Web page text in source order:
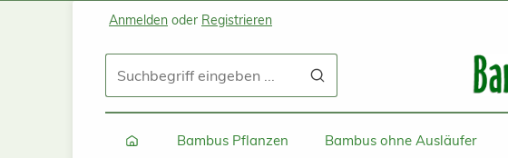
Zum Hauptinhalt springen
Zur Suche springen
Zur Hauptnavigation springen
Anmelden oder Registrieren
Bambus Pflanzen Bambus ohne Ausläufer